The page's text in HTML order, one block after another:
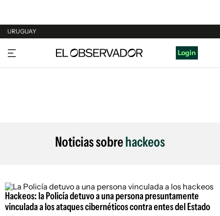
URUGUAY
URUGUAY
ARGENTINA
Login
Noticias sobrehackeos
Hackeos: la Policía detuvo a una persona presuntamente
vinculada a los ataques cibernéticos contra entes del Estado